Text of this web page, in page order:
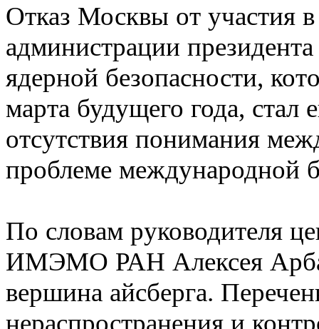
Отказ Москвы от участия
администрации
ядерной безопасности,
марта будущего года,
отсутствия понимания
проблеме международной
По словам руководителя
ИМЭМО РАН Алексея
вершина айсберга.
нераспространения и